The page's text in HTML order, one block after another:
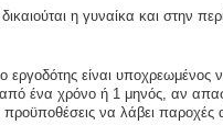
η γυναίκα και στην
εργοδότης είναι
ένα χρόνο ή 1 μηνός, αν
να λάβει